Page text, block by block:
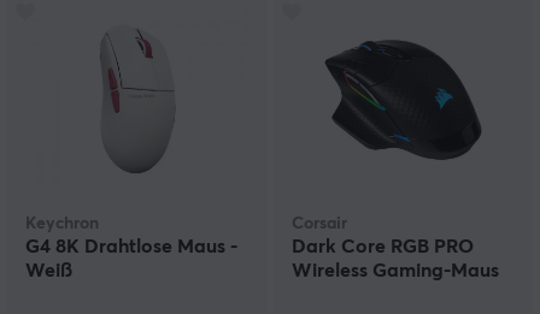
Keychron
G4 8K Drahtlose Maus -
Weiß
Corsair
Dark Core RGB PRO
Wireless Gaming-Maus